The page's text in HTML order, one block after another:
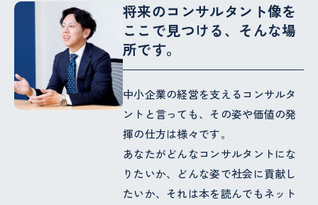
将来のコンサルタント像を
ここで見つける、そんな場
所です。
中小企業の経営を支えるコンサルタ
ントと言っても、その姿や価値の発
揮の仕方は様々です。
あなたがどんなコンサルタントにな
りたいか、どんな姿で社会に貢献し
たいか、それは本を読んでもネット